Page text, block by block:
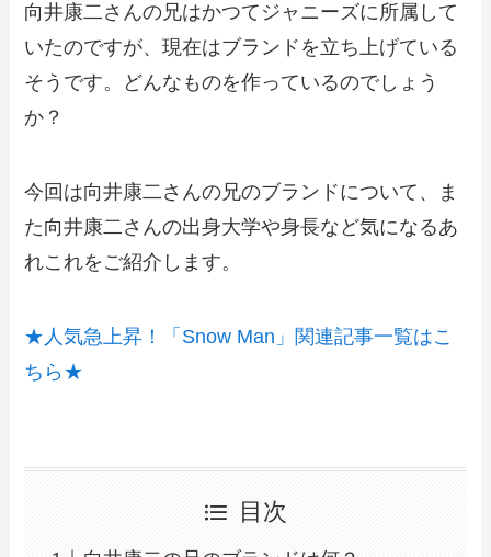
向井康二さんの兄はかつてジャニーズに所属して
いたのですが、現在はブランドを立ち上げている
そうです。どんなものを作っているのでしょう
か？
今回は向井康二さんの兄のブランドについて、ま
た向井康二さんの出身大学や身長など気になるあ
れこれをご紹介します。
★人気急上昇！「Snow Man」関連記事一覧はこ
ちら★
目次